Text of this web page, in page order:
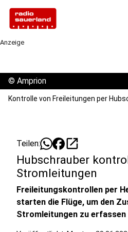
Anzeige
© Amprion
Kontrolle von Freileitungen per
Teilen: open_in_new
Hubschrauber
Stromleitungen
Freileitungskontrollen per
starten die Flüge, um den
Stromleitungen zu erfassen